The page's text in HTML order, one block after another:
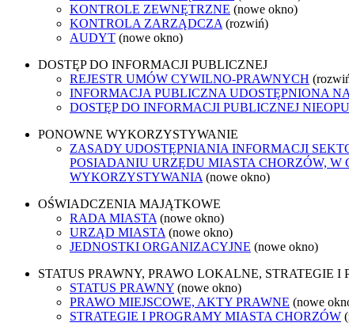
KONTROLE ZEWNĘTRZNE (nowe okno)
KONTROLA ZARZĄDCZA (rozwiń)
AUDYT (nowe okno)
DOSTĘP DO INFORMACJI PUBLICZNEJ
REJESTR UMÓW CYWILNO-PRAWNYCH
INFORMACJA PUBLICZNA UDOSTĘPNIONA
DOSTĘP DO INFORMACJI PUBLICZNEJ
PONOWNE WYKORZYSTYWANIE
ZASADY UDOSTĘPNIANIA INFORMACJI
POSIADANIU URZĘDU MIASTA CHORZÓW, W
WYKORZYSTYWANIA (nowe okno)
OŚWIADCZENIA MAJĄTKOWE
RADA MIASTA (nowe okno)
URZĄD MIASTA (nowe okno)
JEDNOSTKI ORGANIZACYJNE (nowe okno)
STATUS PRAWNY, PRAWO LOKALNE, STRATEGIE I
STATUS PRAWNY (nowe okno)
PRAWO MIEJSCOWE, AKTY PRAWNE (nowe
STRATEGIE I PROGRAMY MIASTA CHORZÓW